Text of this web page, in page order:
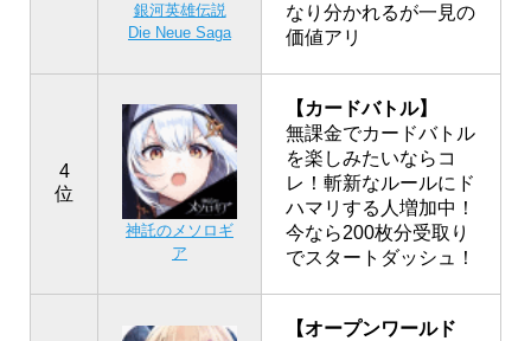
銀河英雄伝説
Die Neue Saga
なり分かれるが一見の
価値アリ
4
位
神託のメソロギ
ア
【カードバトル】
無課金でカードバトル
を楽しみたいならコ
レ！斬新なルールにド
ハマリする人増加中！
今なら200枚分受取り
でスタートダッシュ！
【オープンワールド